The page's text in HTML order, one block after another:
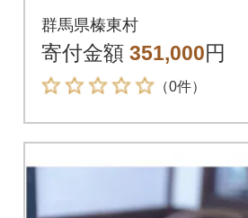
群馬県榛東村
寄付金額 351,000円
（0件）